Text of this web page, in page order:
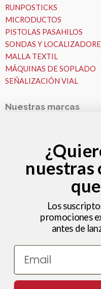
RUNPOSTICKS
MICRODUCTOS
PISTOLAS PASAHILOS
SONDAS Y
MALLA TEXTIL
MÁQUINAS DE SOPLADO
SEÑALIZACIÓN VIAL
Nuestras marcas
VESALA
Trabajos
Noticias
Ayuda – Preguntas
Utilizamos cookies para
MICROZANJAS
Hola ,
¿Podemos
nuestras
Los
promociones
antes de
Email